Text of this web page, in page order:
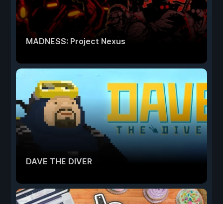
MADNESS: Project Nexus
DAVE THE DIVER